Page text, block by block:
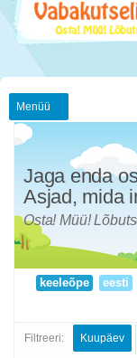
Menüü
Jaga enda
Asjad, mida
Osta! Müü!
keeleõpe eesti
Filtreeri: Kuupäev